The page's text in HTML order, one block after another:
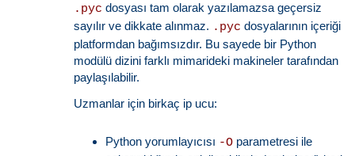
.pyc dosyası tam olarak yazılamazsa geçersiz
sayılır ve dikkate alınmaz. .pyc dosyalarının içeriği
platformdan bağımsızdır. Bu sayede bir Python
modülü dizini farklı mimarideki makineler tarafından
paylaşılabilir.
Uzmanlar için birkaç ip ucu:
Python yorumlayıcısı -O parametresi ile